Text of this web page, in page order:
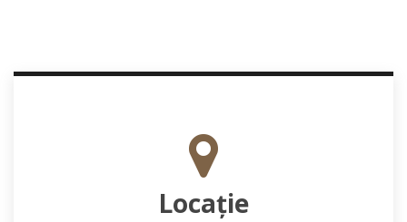
Locaţie